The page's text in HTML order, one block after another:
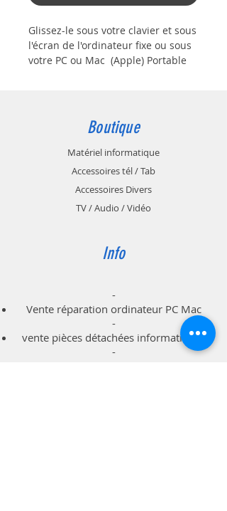
Glissez-le sous votre clavier et sous
l'écran de l'ordinateur fixe ou sous
votre PC ou Mac (Apple) Portable
dimensions généreuse (environ 70
x 30 cm) fera son effet si vous êtes
fans des films Prédator !!!
Boutique
Matériel informatique
Accessoires tél / Tab
Accessoires Divers
TV / Audio / Vidéo
Info
-
Vente réparation ordinateur PC Mac
-
vente pièces détachées informatiques
-